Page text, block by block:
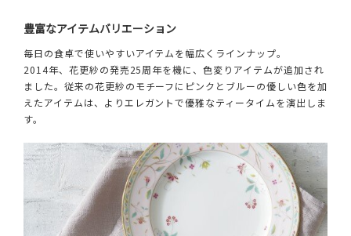
豊富なアイテムバリエーション
毎日の食卓で使いやすいアイテムを幅広くラインナップ。
2014年、花更紗の発売25周年を機に、色変りアイテムが追加され
ました。従来の花更紗のモチーフにピンクとブルーの優しい色を加
えたアイテムは、よりエレガントで優雅なティータイムを演出しま
す。